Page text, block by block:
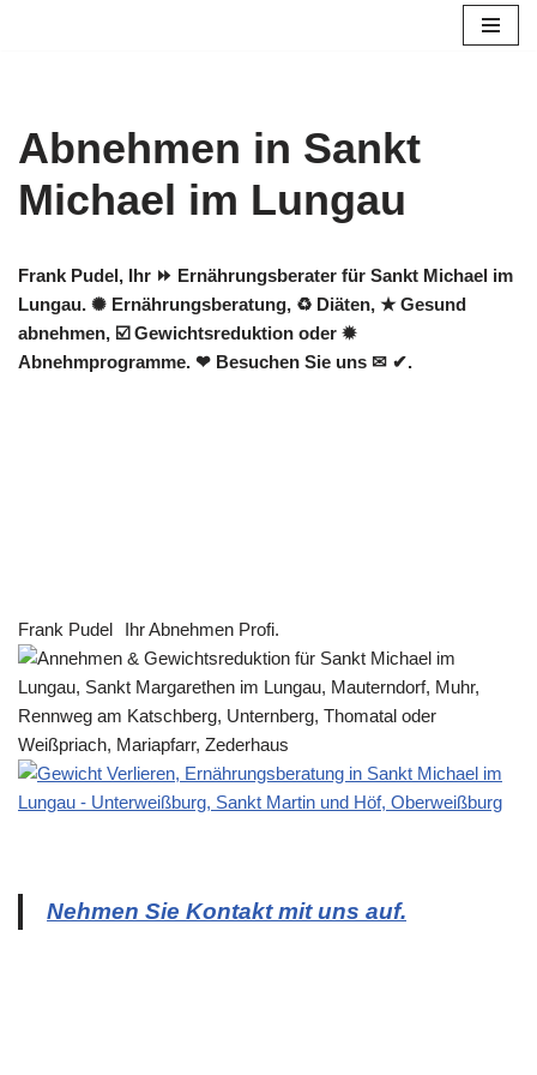
Abnehmen in Sankt
Michael im Lungau
Frank Pudel, Ihr ⏩ Ernährungsberater für Sankt Michael im
Lungau. ✺ Ernährungsberatung, ♻ Diäten, ★ Gesund
abnehmen, ☑️ Gewichtsreduktion oder ✹
Abnehmprogramme. ❤ Besuchen Sie uns ✉ ✔.
Frank Pudel Ihr Abnehmen Profi.
Nehmen Sie Kontakt mit uns auf.